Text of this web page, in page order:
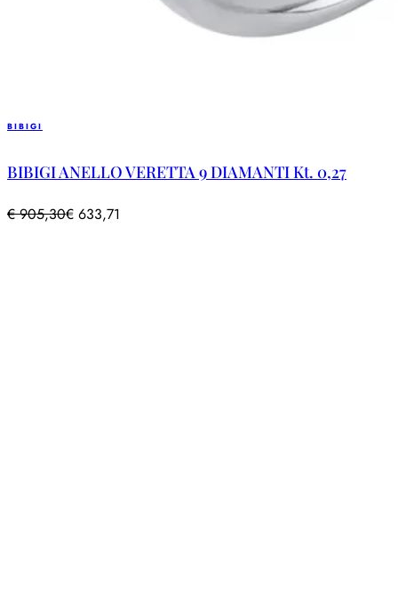
BIBIGI
BIBIGI ANELLO VERETTA 9 DIAMANTI Kt. 0,27
€905,30€ 633,71